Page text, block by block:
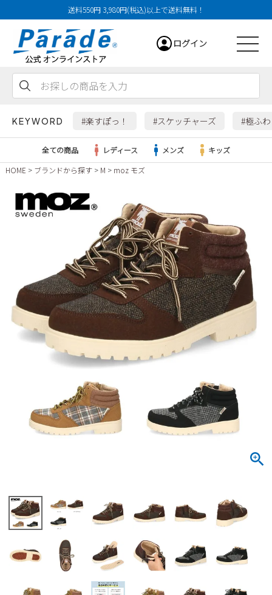
送料550円 3,980円(税込)以上で送料無料！
ログイン
KEYWORD #楽すぽっ！ #スケッチャーズ #極ふ
レディース
すべての商品
サンダル
レインシューズ
パンプス
スニーカー
ローファー
カジュアルシューズ
ウェア
Parade
SKECHERS
すべての商品
サンダル
レインシューズ
ビジネス・ドレスシューズ
ローファー
ワークシューズ
ブーツ
ウェア
キッズ
すべての商品
サンダル
レインシューズ
スニーカー
ブーツ
Parade
NEW
レディース新入荷
メンズ新入荷
すべての商品
キッズSALE
バッグ
ボディバッグ
ハンドバッグ
ビジネスバッグ
すべての商品
ケア用品
雑貨
ご利用ガイド
全ての商品 レディース メンズ
キッズ
HOME
ブランドから探す M moz モズ